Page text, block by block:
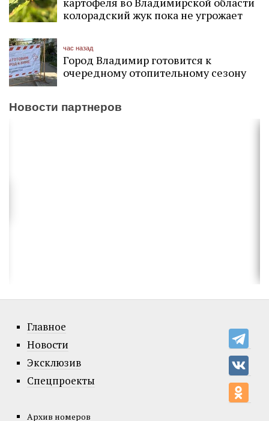
колорадский жук пока не угрожает
час назад
Город Владимир готовится к
очередному отопительному сезону
Новости партнеров
Главное
Новости
Эксклюзив
Спецпроекты
Архив номеров